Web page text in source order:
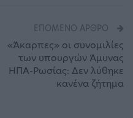
ΕΠΌΜΕΝΟ ΆΡΘΡΟ
«Άκαρπες» οι συνομιλίες
των υπουργών Άμυνας
ΗΠΑ-Ρωσίας: Δεν λύθηκε
κανένα ζήτημα